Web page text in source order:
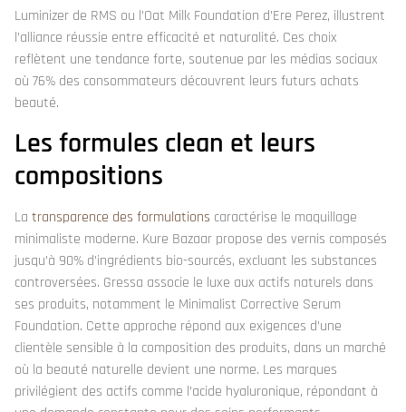
Luminizer de RMS ou l’Oat Milk Foundation d’Ere Perez, illustrent
l’alliance réussie entre efficacité et naturalité. Ces choix
reflètent une tendance forte, soutenue par les médias sociaux
où 76% des consommateurs découvrent leurs futurs achats
beauté.
Les formules clean et leurs
compositions
La transparence des formulations caractérise le maquillage
minimaliste moderne. Kure Bazaar propose des vernis composés
jusqu’à 90% d’ingrédients bio-sourcés, excluant les substances
controversées. Gressa associe le luxe aux actifs naturels dans
ses produits, notamment le Minimalist Corrective Serum
Foundation. Cette approche répond aux exigences d’une
clientèle sensible à la composition des produits, dans un marché
où la beauté naturelle devient une norme. Les marques
privilégient des actifs comme l’acide hyaluronique, répondant à